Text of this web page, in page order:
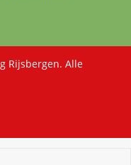
Rijsbergen. Alle